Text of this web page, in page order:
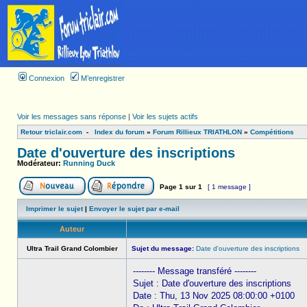
Connexion M’enregistrer
Voir les messages sans réponse | Voir les sujets actifs
Retour triclair.com - Index du forum » Forum Rillieux TRIATHLON » Compétitions
Date d'ouverture des inscriptions
Modérateur: Running Duck
Page 1 sur 1 [ 1 message ]
Imprimer le sujet| Envoyer le sujet par e-mail
Auteur
Ultra Trail Grand Colombier Sujet du message: Date d'ouverture des inscriptions
-------- Message transféré --------
Sujet : Date d'ouverture des inscriptions
Date : Thu, 13 Nov 2025 08:00:00 +0100